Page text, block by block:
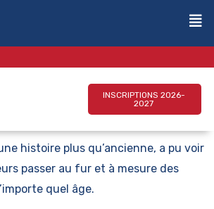
INSCRIPTIONS 2026-
2027
histoire plus qu’ancienne, a pu voir
passer au fur et à mesure des
quel âge.